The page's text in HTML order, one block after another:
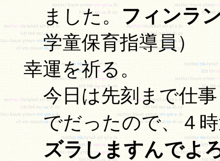
ました。 フィンラ
学童保育指導員）
幸運を祈る。
今日は先刻まで仕
でだったので、４
ズラしますんでよ